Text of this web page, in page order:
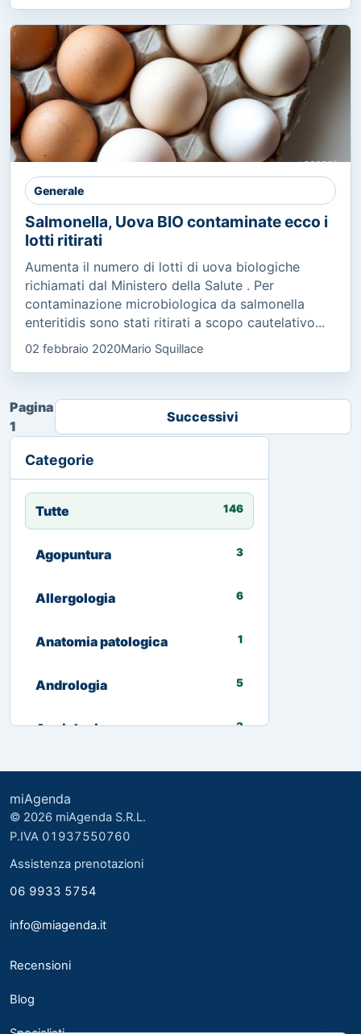
Categorie
Tutte 146
Agopuntura 3
Allergologia 6
Anatomia patologica 1
Andrologia 5
Angiologia 3
Biologo nutrizionista 13
Cardiologia
Chirurgia Generale
6
Generale
Salmonella, Uova BIO contaminate ecco i
lotti ritirati
Aumenta il numero di lotti di uova biologiche
richiamati dal Ministero della Salute . Per
contaminazione microbiologica da salmonella
enteritidis sono stati ritirati a scopo cautelativo...
02 febbraio 2020Mario Squillace
Pagina
1
Successivi
miAgenda
© 2026 miAgenda S.R.L.
P.IVA 01937550760
Assistenza prenotazioni
06 9933 5754
info@miagenda.it
Recensioni
Blog